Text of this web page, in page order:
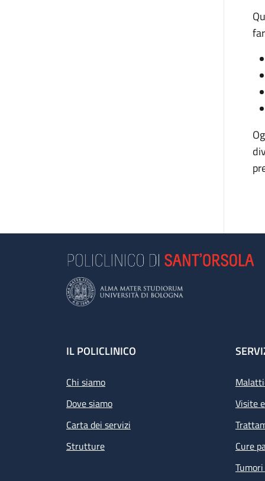
Footer
IL POLICLINICO
Chi siamo
Dove siamo
Carta dei servizi
Strutture
Visite
Cure